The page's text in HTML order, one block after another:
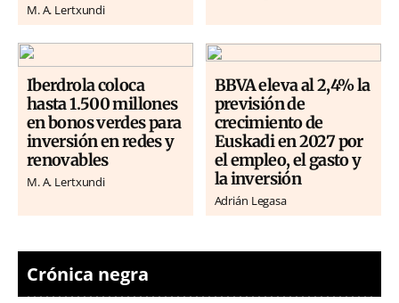
M. A. Lertxundi
Iberdrola coloca
hasta 1.500 millones
en bonos verdes para
inversión en redes y
renovables
M. A. Lertxundi
BBVA eleva al 2,4% la
previsión de
crecimiento de
Euskadi en 2027 por
el empleo, el gasto y
la inversión
Adrián Legasa
Crónica negra